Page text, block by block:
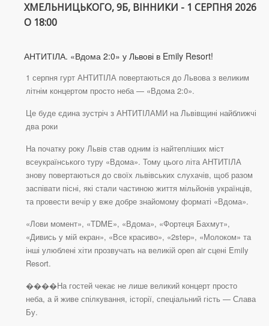
ХМЕЛЬНИЦЬКОГО, 9Б, ВІННИКИ - 1 СЕРПНЯ 2026
О 18:00
АНТИТІЛА. «Вдома 2:0» у Львові в Emily Resort!
1 серпня гурт АНТИТІЛА повертаються до Львова з великим
літнім концертом просто неба — «Вдома 2:0».
Це буде єдина зустріч з АНТИТІЛАМИ на Львівщині найближчі
два роки
На початку року Львів став одним із найтепліших міст
всеукраїнського туру «Вдома». Тому цього літа АНТИТІЛА
знову повертаються до своїх львівських слухачів, щоб разом
заспівати пісні, які стали частиною життя мільйонів українців,
та провести вечір у вже добре знайомому форматі «Вдома».
«Лови момент», «TDME», «Вдома», «Фортеця Бахмут»,
«Дивись у мій екран», «Все красиво», «2step», «Молоком» та
інші улюблені хіти прозвучать на великій open air сцені Emily
Resort.
����На гостей чекає не лише великий концерт просто
неба, а й живе спілкування, історії, спеціальний гість — Слава
Бу.